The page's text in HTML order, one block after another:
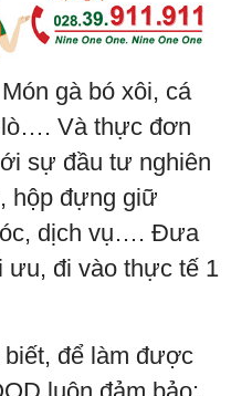
gà bó xôi, cá
lò…. Và thực đơn
sự đầu tư nghiên
hộp đựng giữ
dịch vụ…. Đưa
ưu, đi vào thực tế 1
để làm được